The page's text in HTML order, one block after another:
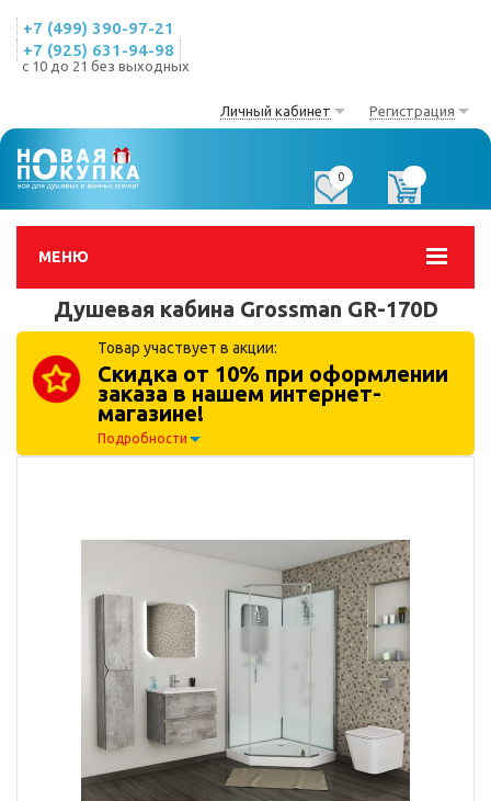
+7 (499) 390-97-21
+7 (925) 631-94-98
с 10 до 21 без выходных
Личный кабинет Регистрация
МЕНЮ
0
Душевая кабина Grossman GR-170D
Товар участвует в акции:
Скидка от 10% при оформлении
заказа в нашем интернет-
магазине!
Подробности